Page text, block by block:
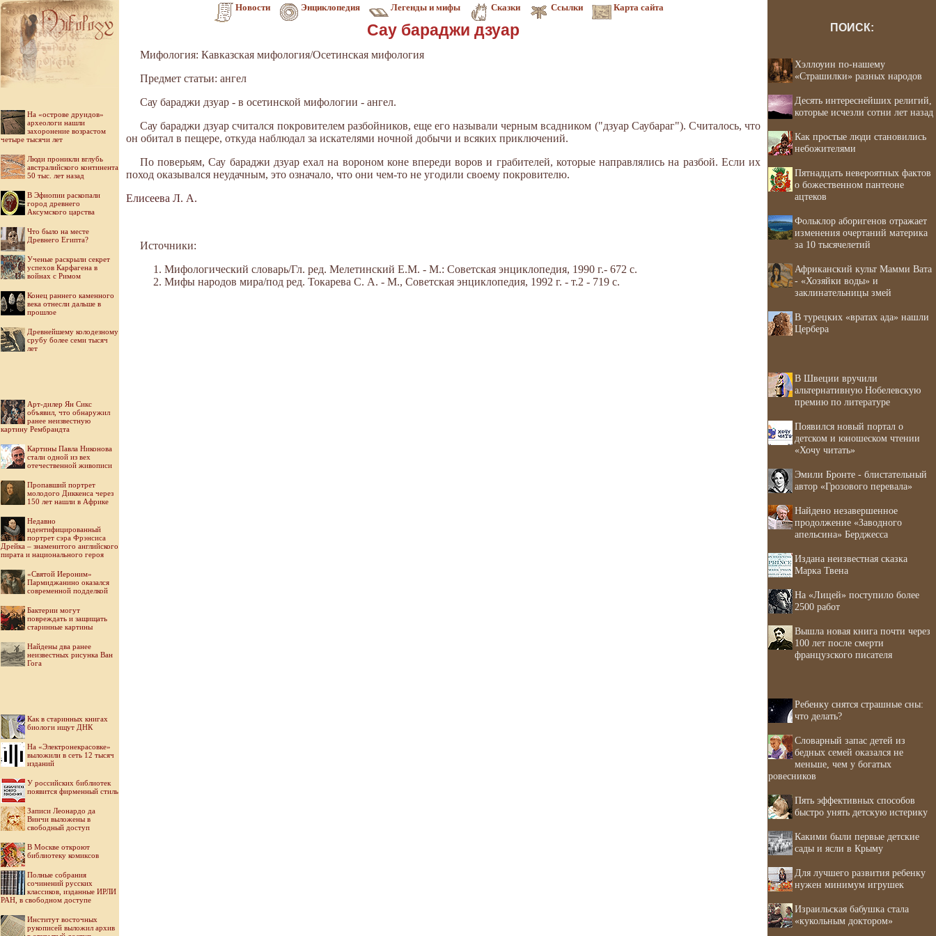
Новости Энциклопедия Легенды и мифы Сказки Ссылки Карта сайта
На «острове друидов»
археологи нашли
захоронение возрастом
четыре тысячи лет
Люди проникли вглубь
австралийского континента
50 тыс. лет назад
В Эфиопии раскопали
город древнего
Аксумского царства
Что было на месте
Древнего Египта?
Ученые раскрыли секрет
успехов Карфагена в
войнах с Римом
Конец раннего каменного
века отнесли дальше в
прошлое
Древнейшему колодезному
срубу более семи тысяч
лет
Арт-дилер Ян Сикс
объявил, что обнаружил
ранее неизвестную
картину Рембрандта
Картины Павла Никонова
стали одной из вех
отечественной живописи
Пропавший портрет
молодого Диккенса через
150 лет нашли в Африке
Недавно
идентифицированный
портрет сэра Фрэнсиса
Дрейка – знаменитого английского
пирата и национального героя
«Святой Иероним»
Пармиджанино оказался
современной подделкой
Бактерии могут
повреждать и защищать
старинные картины
Найдены два ранее
неизвестных рисунка Ван
Гога
Как в старинных книгах
биологи ищут ДНК
На «Электронекрасовке»
выложили в сеть 12 тысяч
изданий
У российских библиотек
появится фирменный стиль
Записи Леонардо да
Винчи выложены в
свободный доступ
В Москве откроют
библиотеку комиксов
Полные собрания
сочинений русских
классиков, изданные ИРЛИ
РАН, в свободном доступе
Институт восточных
рукописей выложил архив
Сау бараджи дзуар
Мифология: Кавказская мифология/Осетинская мифология
Предмет статьи: ангел
Сау бараджи дзуар - в осетинской мифологии - ангел.
Сау бараджи дзуар считался покровителем разбойников, еще его называли черным всадником ("дзуар Саубараг"). Считалось, что
он обитал в пещере, откуда наблюдал за искателями ночной добычи и всяких приключений.
По поверьям, Сау бараджи дзуар ехал на вороном коне впереди воров и грабителей, которые направлялись на разбой. Если их
поход оказывался неудачным, это означало, что они чем-то не угодили своему покровителю.
Елисеева Л. А.
Источники:
Мифологический словарь/Гл. ред. Мелетинский Е.М. - М.: Советская энциклопедия, 1990 г.- 672 с.
Мифы народов мира/под ред. Токарева С. А. - М., Советская энциклопедия, 1992 г. - т.2 - 719 с.
ПОИСК:
Хэллоуин по-нашему
«Страшилки» разных народов
Десять интереснейших религий,
которые исчезли сотни лет назад
Как простые люди становились
небожителями
Пятнадцать невероятных фактов
о божественном пантеоне
ацтеков
Фольклор аборигенов отражает
изменения очертаний материка
за 10 тысячелетий
Африканский культ Мамми Вата
- «Хозяйки воды» и
заклинательницы змей
В турецких «вратах ада» нашли
Цербера
В Швеции вручили
альтернативную Нобелевскую
премию по литературе
Появился новый портал о
детском и юношеском чтении
«Хочу читать»
Эмили Бронте - блистательный
автор «Грозового перевала»
Найдено незавершенное
продолжение «Заводного
апельсина» Берджесса
Издана неизвестная сказка
Марка Твена
На «Лицей» поступило более
2500 работ
Вышла новая книга почти через
100 лет после смерти
французского писателя
Ребенку снятся страшные сны:
что делать?
Словарный запас детей из
бедных семей оказался не
меньше, чем у богатых
ровесников
Пять эффективных способов
быстро унять детскую истерику
Какими были первые детские
сады и ясли в Крыму
Для лучшего развития ребенку
нужен минимум игрушек
Израильская бабушка стала
«кукольным доктором»